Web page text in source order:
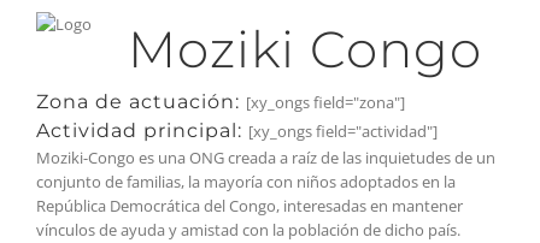
Moziki Congo
Zona de actuación: [xy_ongs field="zona"]
Actividad principal: [xy_ongs field="actividad"]
Moziki-Congo es una ONG creada a raíz de las inquietudes de un
conjunto de familias, la mayoría con niños adoptados en la
República Democrática del Congo, interesadas en mantener
vínculos de ayuda y amistad con la población de dicho país.